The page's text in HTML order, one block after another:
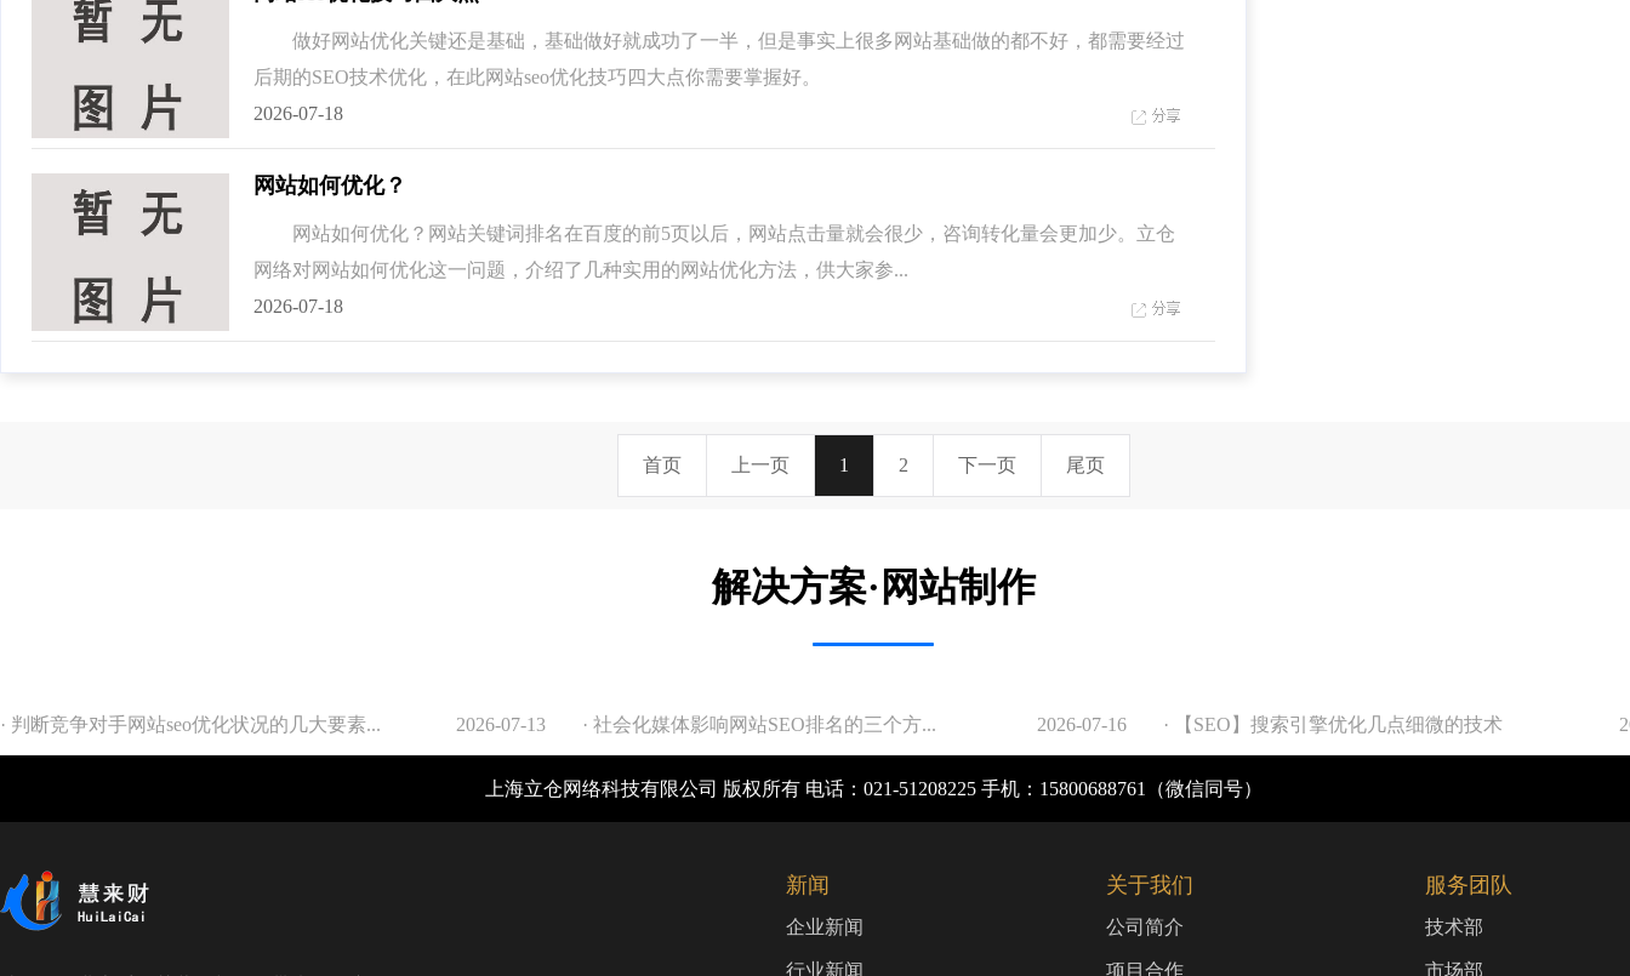
做好网站优化关键还是基础，基础做好就成功了一半，但是事实上很多网站基础做的都不好，都需要经过
后期的SEO技术优化，在此网站seo优化技巧四大点你需要掌握好。
2026-07-18
网站如何优化？
网站如何优化？网站关键词排名在百度的前5页以后，网站点击量就会很少，咨询转化量会更加少。立仓
网络对网站如何优化这一问题，介绍了几种实用的网站优化方法，供大家参...
2026-07-18
首页 上一页 1 2 下一页 尾页
解决方案·网站制作
2026-07-13
· 判断竞争对手网站seo优化状况的几大要素... 2026-07-16
· 社会化媒体影响网站SEO排名的三个方... · 【SEO】搜索引擎优化几点细微的技术
上海立仓网络科技有限公司 版权所有 电话：021-51208225 手机：15800688761（微信同号）
新闻
企业新闻
行业新闻
关于我们
公司简介
项目合作
服务团队
技术部
市场部